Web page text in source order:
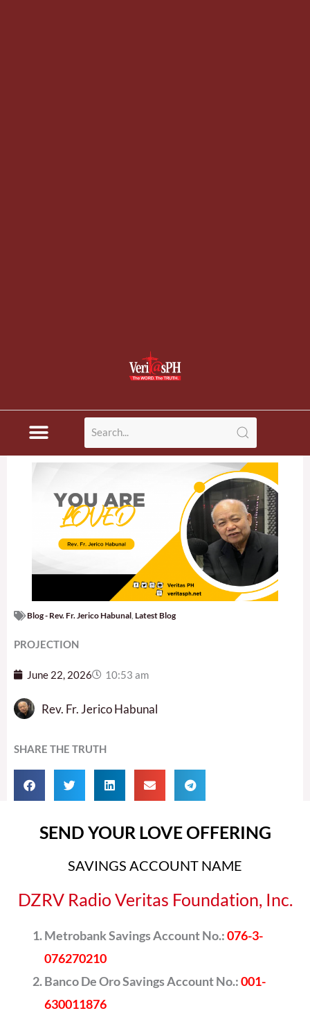
Blog - Rev. Fr. Jerico Habunal Latest Blog
PROJECTION
June 22, 2026 10:53 am
Rev. Fr. Jerico Habunal
SHARE THE TRUTH
SEND YOUR LOVE OFFERING
SAVINGS ACCOUNT NAME
DZRV Radio Veritas Foundation, Inc.
Metrobank Savings Account No.:076-3-
076270210
Banco De Oro Savings Account No.:001-
630011876